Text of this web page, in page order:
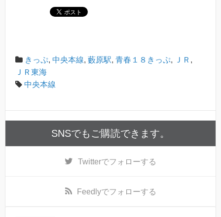
きっぷ, 中央本線, 藪原駅, 青春１８きっぷ, ＪＲ ,
ＪＲ東海
中央本線
SNSでもご購読できます。
Twitterでフォローする
Feedlyでフォローする